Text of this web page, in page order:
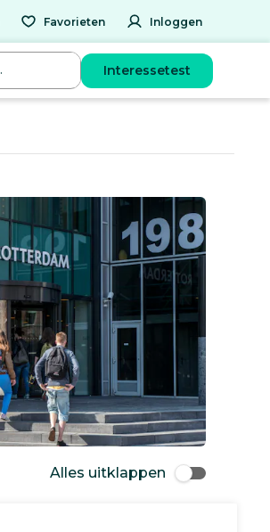
Favorieten Inloggen
Interessetest
Alles uitklappen